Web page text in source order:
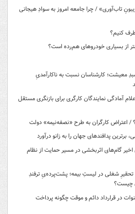
تاب‌آوری» / چرا جامعه امروز به سوادِ هیجانی
کنیم؟
از بسیاری خودروهای هم‌رده است؟
معیشت؛ کارشناسان نسبت به ناکارآمدیِ
آمادگی نمایندگان کارگری برای بازنگری مستقل
/ اعتراض کارگران به طرح «نصفه‌نیمه» دولت
برترین پدافندهای جهان را به زانو درآورد
اخیر گام‌های اثربخشی در مسیر حمایت از نظام
شغلی در لیستِ بیمه؛ پشت‌پرده‌یِ ترفندِ
چیست؟
در قرارداد دائم و موقت چگونه پرداخت